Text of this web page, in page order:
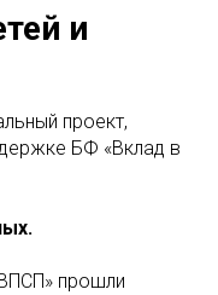
и
проект,
БФ «Вклад в
прошли